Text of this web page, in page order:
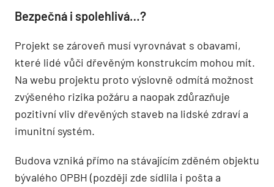
Bezpečná i spolehlivá…?
Projekt se zároveň musí vyrovnávat s obavami,
které lidé vůči dřevěným konstrukcím mohou mít.
Na webu projektu proto výslovně odmítá možnost
zvýšeného rizika požáru a naopak zdůrazňuje
pozitivní vliv dřevěných staveb na lidské zdraví a
imunitní systém.
Budova vzniká přímo na stávajícím zděném objektu
bývalého OPBH (později zde sídlila i pošta a